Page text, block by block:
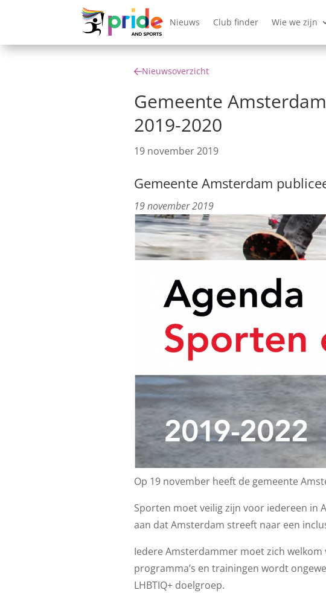
Nieuws Club finder Wie we zijn
Nieuwsoverzicht
Gemeente
2019-2020
19 november 2019
Gemeente Amsterdam
19 november 2019
Op 19 november heeft de gemeente
Sporten moet veilig zijn voor iedereen in
aan dat Amsterdam streeft naar een
Iedere Amsterdammer moet zich
programma’s en trainingen wordt
LHBTIQ+ doelgroep.